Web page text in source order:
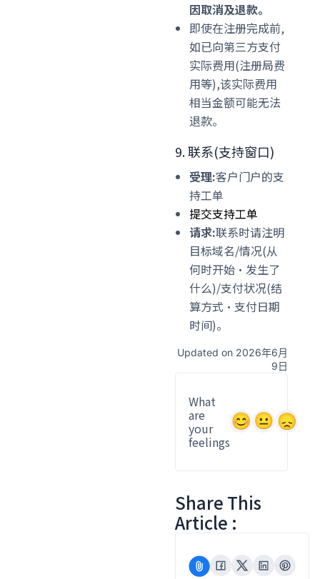
因取消及退款。
即使在注册完成前,
如已向第三方支付
实际费用(注册局费
用等),该实际费用
相当金额可能无法
退款。
9. 联系(支持窗口)
受理:客户门户的支
持工单
提交支持工单
请求:联系时请注明
目标域名/情况(从
何时开始·发生了
什么)/支付状况(结
算方式·支付日期
时间)。
Updated on 2026年6月
9日
What
are
your
feelings
Share This
Article :